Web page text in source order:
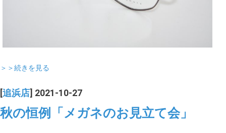
＞＞続きを見る
追浜店 ] 2021-10-27
秋の恒例「メガネのお見立て会」